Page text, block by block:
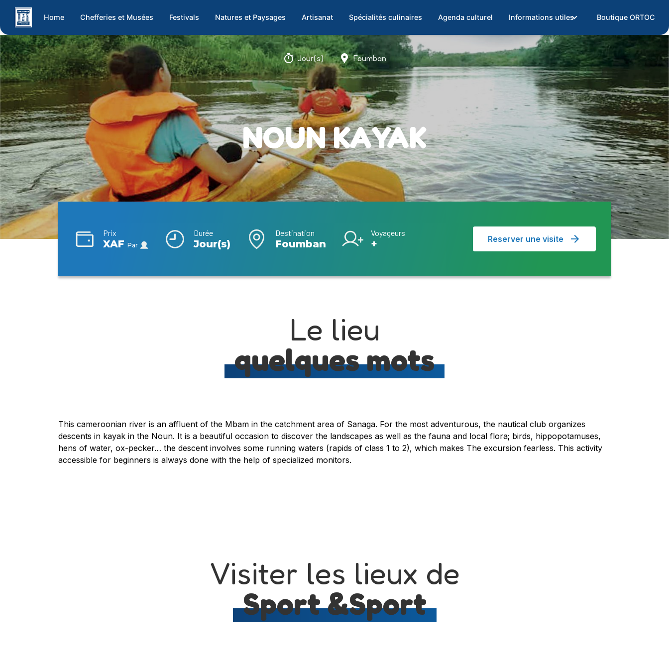
Home Chefferies et Musées Festivals Natures et Paysages Artisanat Spécialités culinaires Agenda culturel Informations utiles Boutique ORTOC
Jour(s) Foumban
NOUN KAYAK
Prix
XAF Par
Durée
Jour(s)
Destination
Foumban
Voyageurs
+ Reserver une visite
Le lieu
quelques mots
This cameroonian river is an affluent of the Mbam in the catchment area of Sanaga. For the most adventurous, the nautical club organizes
descents in kayak in the Noun. It is a beautiful occasion to discover the landscapes as well as the fauna and local flora; birds, hippopotamuses,
hens of water, ox-pecker… the descent involves some running waters (rapids of class 1 to 2), which makes The excursion fearless. This activity
accessible for beginners is always done with the help of specialized monitors.
Visiter les lieux de
Sport &Sport